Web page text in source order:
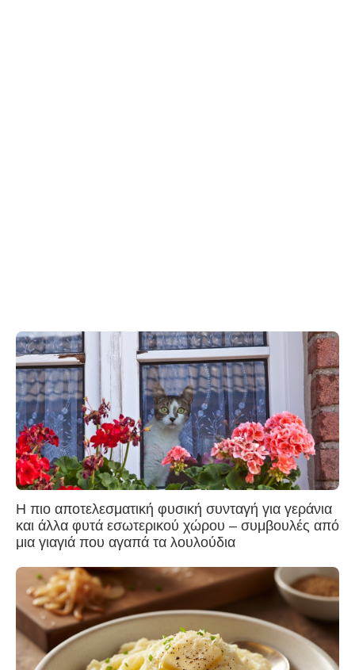
Η πιο αποτελεσματική φυσική συνταγή για γεράνια
και άλλα φυτά εσωτερικού χώρου – συμβουλές από
μια γιαγιά που αγαπά τα λουλούδια